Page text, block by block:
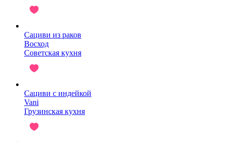
Сациви из раков
Восход
Советская кухня
Сациви с индейкой
Vani
Грузинская кухня